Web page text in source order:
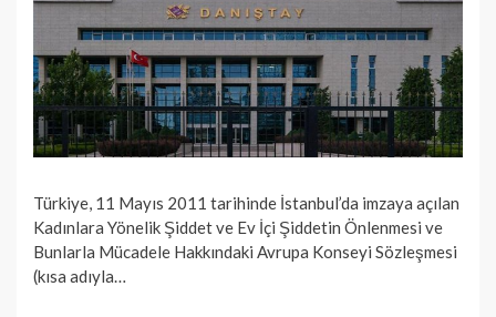
Türkiye, 11 Mayıs 2011 tarihinde İstanbul’da imzaya açılan
Kadınlara Yönelik Şiddet ve Ev İçi Şiddetin Önlenmesi ve
Bunlarla Mücadele Hakkındaki Avrupa Konseyi Sözleşmesi
(kısa adıyla…